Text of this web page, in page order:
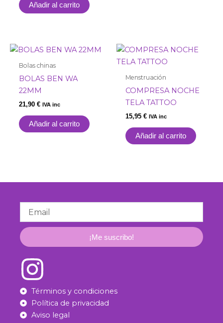
Añadir al carrito
Bolas chinas
BOLAS BEN WA
22MM
21,90 € IVA inc
Añadir al carrito
Menstruación
COMPRESA NOCHE
TELA TATTOO
15,95 € IVA inc
Añadir al carrito
Términos y condiciones
Política de privacidad
Aviso legal
¡Me suscribo!